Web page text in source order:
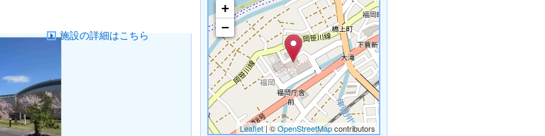
施設の詳細はこちら
+
−
Leaflet| ©OpenStreetMapcontributors